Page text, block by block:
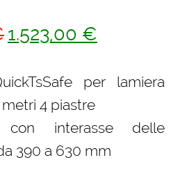
Il
originale
era:
2.256,00 €.
1.523,00 €
attuale
1.523,00 €.
per lamiera
4 piastre
con interasse delle
390 a 630 mm